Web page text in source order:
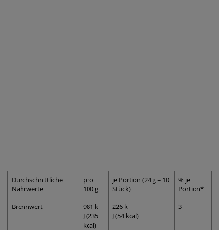
Durchschnittliche
Nährwerte
pro
100 g
je Portion (24 g = 10
Stück)
% je
Portion*
Brennwert
981 k
J (235
kcal)
226 k
J (54 kcal)
3